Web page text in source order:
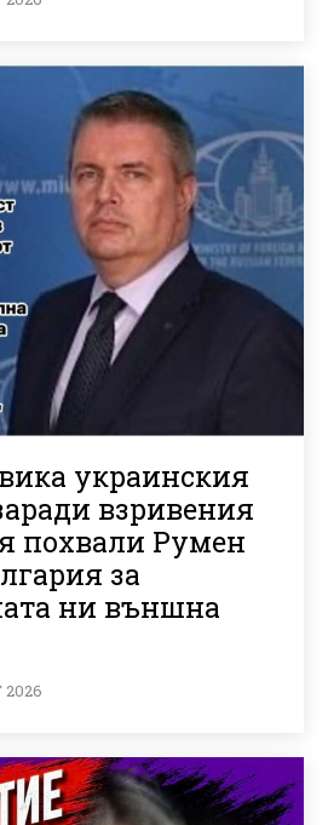
украинския
взривения
похвали Румен
за
ни външна